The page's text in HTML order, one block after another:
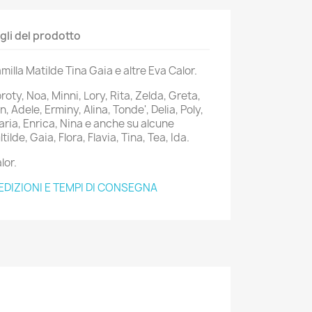
del prodotto
Matilde Tina Gaia e altre Eva Calor.
Noa, Minni, Lory, Rita, Zelda, Greta,
Adele, Erminy, Alina, Tonde', Delia, Poly,
Enrica, Nina e anche su alcune
Gaia, Flora, Flavia, Tina, Tea, Ida.
E TEMPI DI CONSEGNA